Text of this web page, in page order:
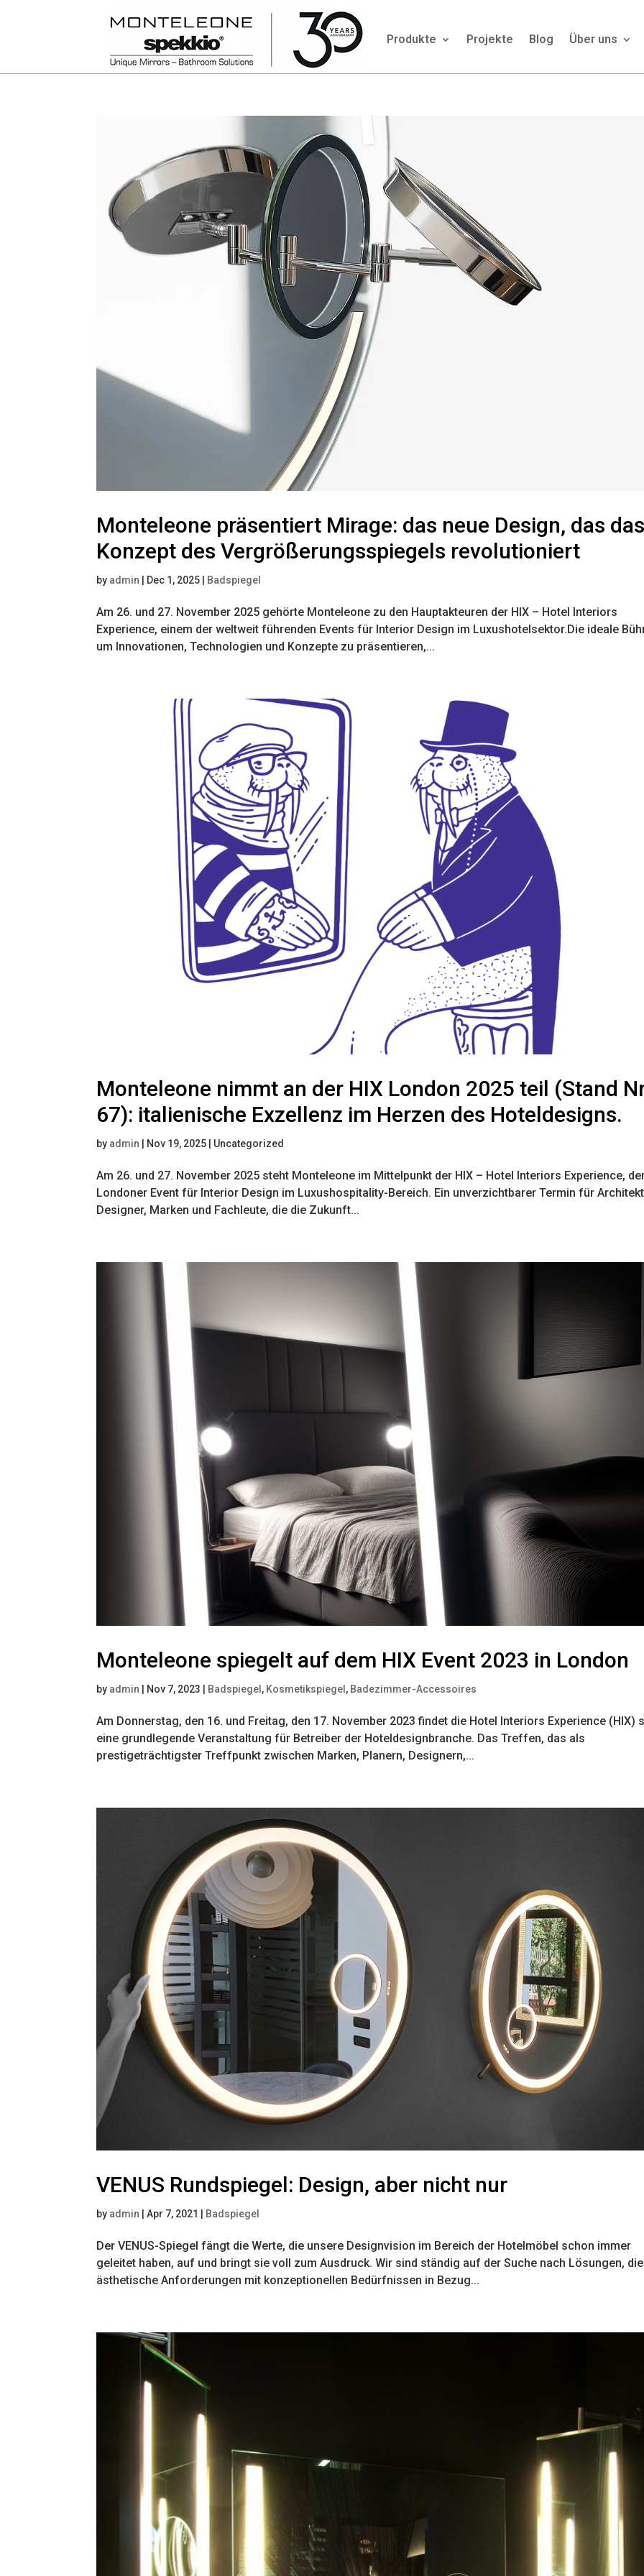
Produkte Projekte Blog Über uns
Monteleone präsentiert Mirage: das neue Design, das das
Konzept des Vergrößerungsspiegels revolutioniert
by admin Dec 1, 2025 Badspiegel
Am 26. und 27. November 2025 gehörte Monteleone zu den Hauptakteuren der HIX – Hotel Interiors
Experience, einem der weltweit führenden Events für Interior Design im Luxushotelsektor.Die ideale
um Innovationen, Technologien und Konzepte zu präsentieren,...
Monteleone nimmt an der HIX London 2025 teil (Stand
67): italienische Exzellenz im Herzen des Hoteldesigns.
by admin | Nov 19, 2025 | Uncategorized
Am 26. und 27. November 2025 steht Monteleone im Mittelpunkt der HIX – Hotel Interiors Experience,
Londoner Event für Interior Design im Luxus­hospitality-Bereich. Ein unverzichtbarer Termin für
Designer, Marken und Fachleute, die die Zukunft...
Monteleone spiegelt auf dem HIX Event 2023 in London
by admin | Nov 7, 2023 | Badspiegel, Kosmetikspiegel, Badezimmer-Accessoires
Am Donnerstag, den 16. und Freitag, den 17. November 2023 findet die Hotel Interiors Experience (HIX)
eine grundlegende Veranstaltung für Betreiber der Hoteldesignbranche. Das Treffen, das als
prestigeträchtigster Treffpunkt zwischen Marken, Planern, Designern,...
VENUS Rundspiegel: Design, aber nicht nur
by admin |Apr 7, 2021 Badspiegel
Der VENUS-Spiegel fängt die Werte, die unsere Designvision im Bereich der Hotelmöbel schon immer
geleitet haben, auf und bringt sie voll zum Ausdruck. Wir sind ständig auf der Suche nach Lösungen, die
ästhetische Anforderungen mit konzeptionellen Bedürfnissen in Bezug...